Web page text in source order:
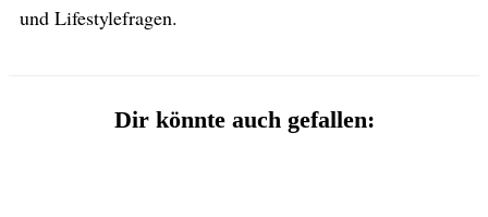
und Lifestylefragen.
Dir könnte auch gefallen: